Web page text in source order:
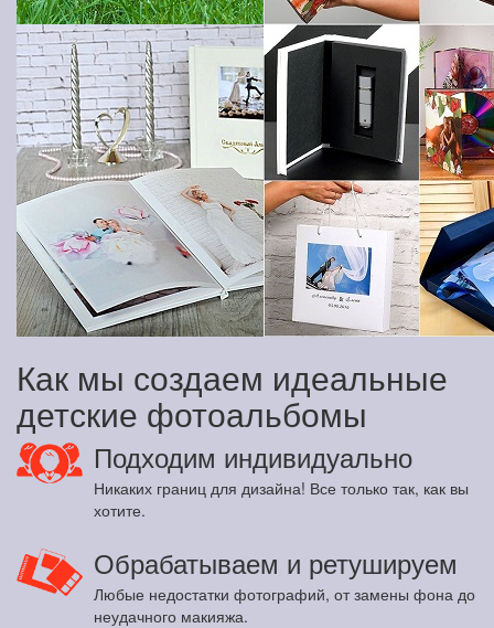
Как мы создаем идеальные
детские фотоальбомы
Подходим индивидуально
Никаких границ для дизайна! Все только так, как вы
хотите.
Обрабатываем и ретушируем
Любые недостатки фотографий, от замены фона до
неудачного макияжа.